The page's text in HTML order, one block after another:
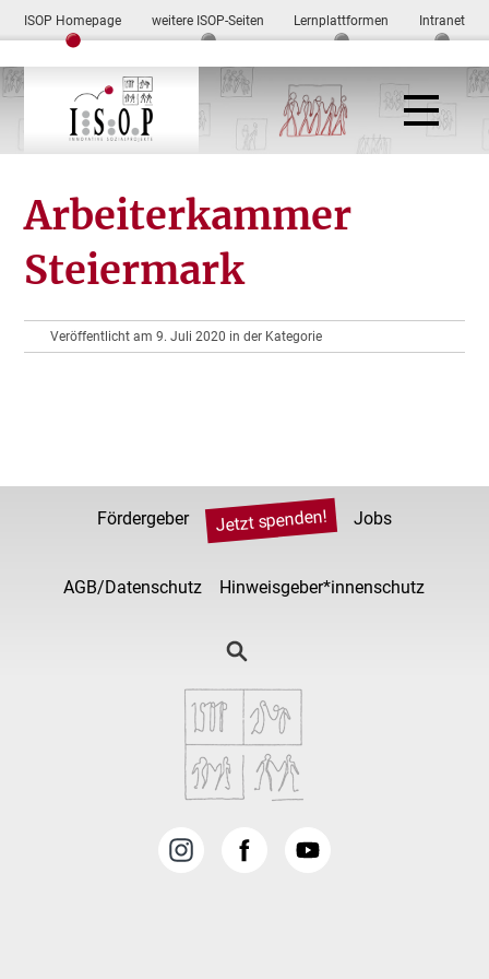
ISOP Homepage weitere ISOP-Seiten Lernplattformen Intranet
Arbeiterkammer
Steiermark
Veröffentlicht am 9. Juli 2020 in der Kategorie
Fördergeber Jetzt spenden! Jobs
AGB/Datenschutz Hinweisgeber*innenschutz